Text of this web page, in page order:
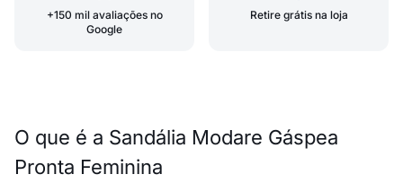
+150 mil avaliações no
Google
Retire grátis na loja
O que é a Sandália Modare Gáspea
Pronta Feminina